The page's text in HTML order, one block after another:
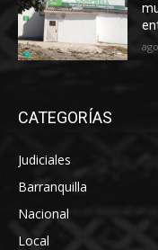
CATEGORÍAS
Judiciales
Barranquilla
Nacional
Local